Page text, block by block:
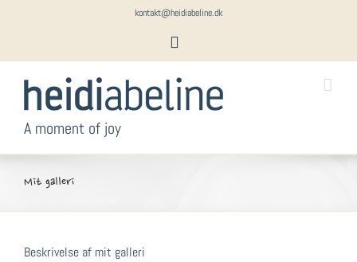
kontakt@heidiabeline.dk
A moment of joy
Mit galleri
Beskrivelse af mit galleri